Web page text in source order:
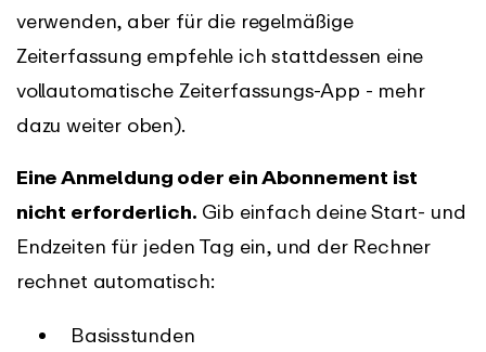
verwenden, aber für die regelmäßige
Zeiterfassung empfehle ich stattdessen eine
vollautomatische Zeiterfassungs-App - mehr
dazu weiter oben).
Eine Anmeldung oder ein Abonnement ist
nicht erforderlich. Gib einfach deine Start- und
Endzeiten für jeden Tag ein, und der Rechner
rechnet automatisch:
Basisstunden